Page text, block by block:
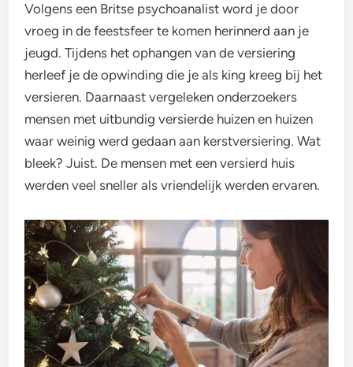
Volgens een Britse psychoanalist word je door
vroeg in de feestsfeer te komen herinnerd aan je
jeugd. Tijdens het ophangen van de versiering
herleef je de opwinding die je als king kreeg bij het
versieren. Daarnaast vergeleken onderzoekers
mensen met uitbundig versierde huizen en huizen
waar weinig werd gedaan aan kerstversiering. Wat
bleek? Juist. De mensen met een versierd huis
werden veel sneller als vriendelijk werden ervaren.